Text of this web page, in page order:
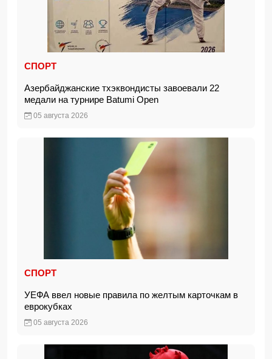
СПОРТ
Азербайджанские тхэквондисты завоевали 22
медали на турнире Batumi Open
05 августа 2026
СПОРТ
УЕФА ввел новые правила по желтым карточкам в
еврокубках
05 августа 2026